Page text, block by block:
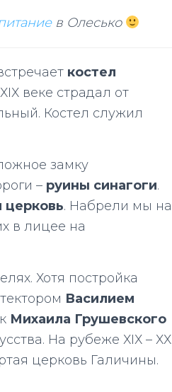
в Олесько
костел
веке страдал от
Костел служил
замку
– руины синагоги.
церковь. Набрели мы на
в лицее на
Хотя постройка
Василием
Михаила Грушевского
На рубеже ХІХ – ХХ
церковь Галичины.